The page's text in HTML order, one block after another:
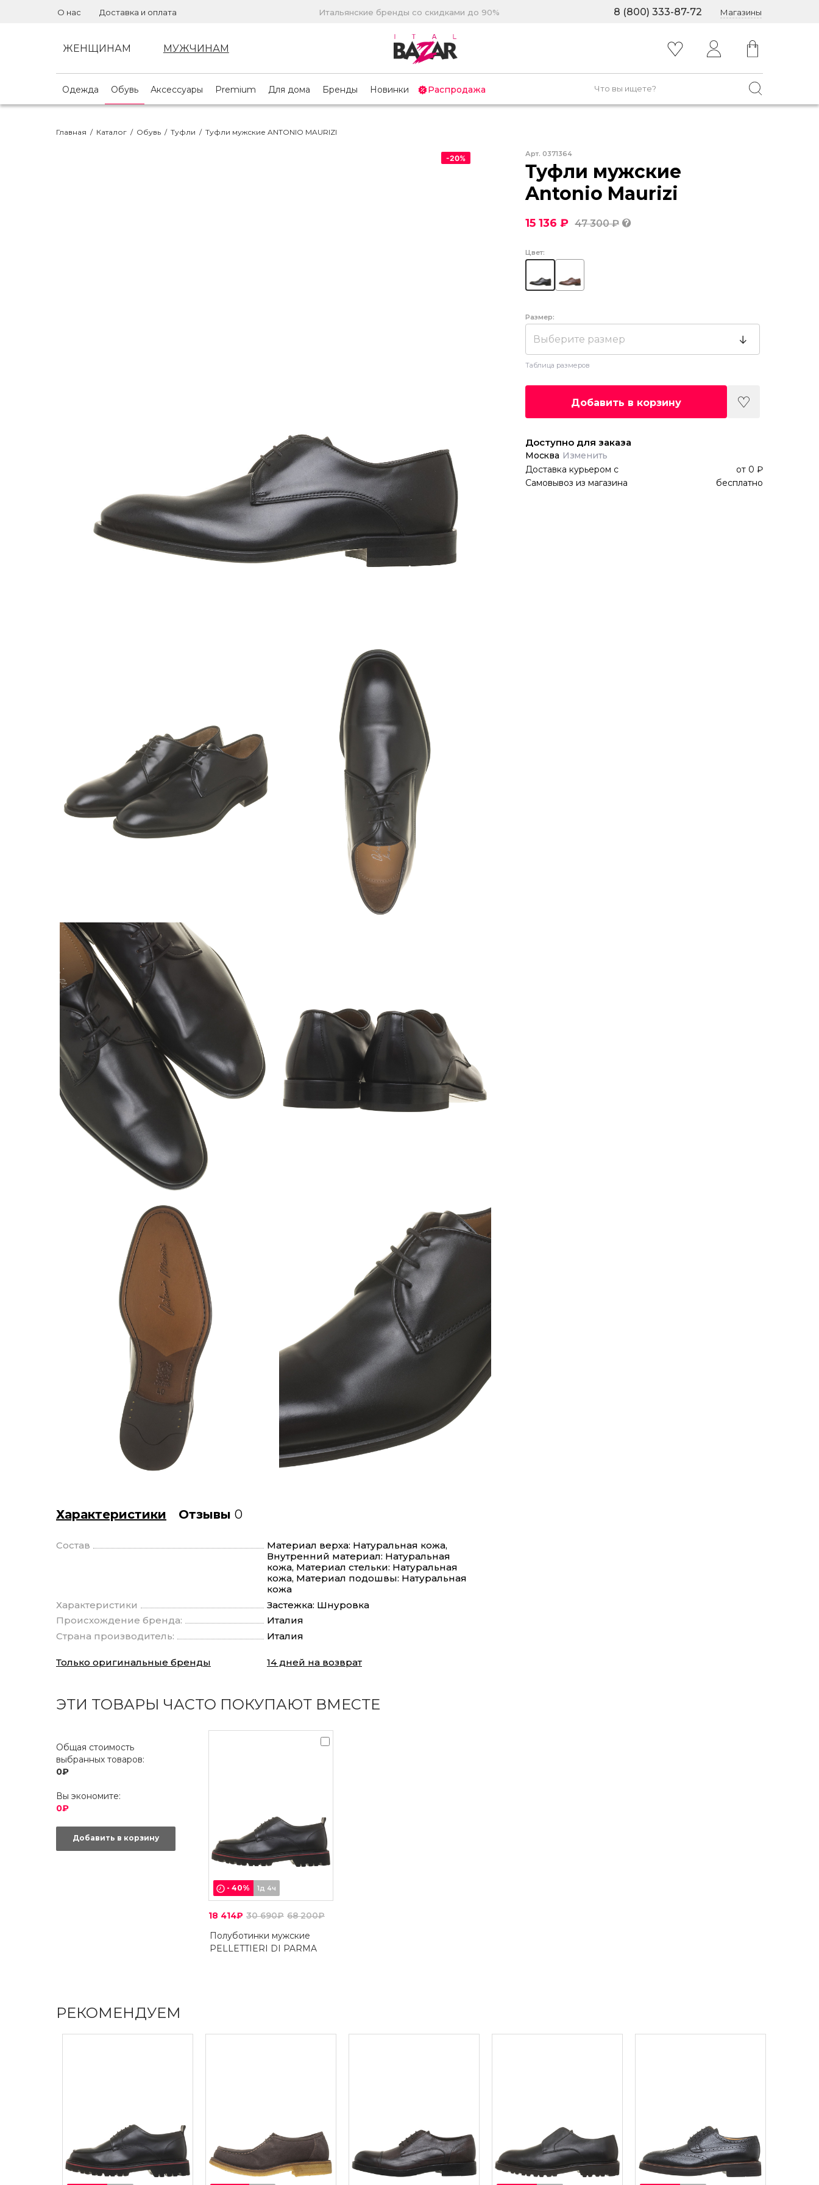
О нас Доставка и оплата Итальянские бренды со скидками до 90% 8 (800) 333-87-72 Магазины
ЖЕНЩИНАМ МУЖЧИНАМ
Одежда Обувь Аксессуары Premium Для дома Бренды Новинки Распродажа
Главная / Каталог / Обувь / Туфли / Туфли мужские ANTONIO MAURIZI
-20% Арт. 0371364
Туфли мужские
Antonio Maurizi
15 136 ₽ 47 300 ₽
Цвет:
Размер:
Выберите размер
Таблица размеров
Добавить в корзину
Доступно для заказа
Москва Изменить
Доставка курьером с от 0 ₽
Самовывоз из магазина
бесплатно
Характеристики Отзывы 0
Состав
Материал верха: Натуральная кожа,
Внутренний материал: Натуральная
кожа, Материал стельки: Натуральная
кожа, Материал подошвы: Натуральная
кожа
Характеристики
Застежка: Шнуровка
Происхождение бренда:
Италия
Страна производитель:
Италия
Только оригинальные бренды 14 дней на возврат
ЭТИ ТОВАРЫ ЧАСТО ПОКУПАЮТ ВМЕСТЕ
Общая стоимость
выбранных товаров:
0₽
Вы экономите:
0₽
Добавить в корзину
- 40% 1д 4ч
18 414₽ 30 690₽ 68 200₽
Полуботинки мужские
PELLETTIERI DI PARMA
РЕКОМЕНДУЕМ